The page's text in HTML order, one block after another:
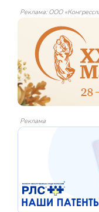
Реклама: ООО
Реклама